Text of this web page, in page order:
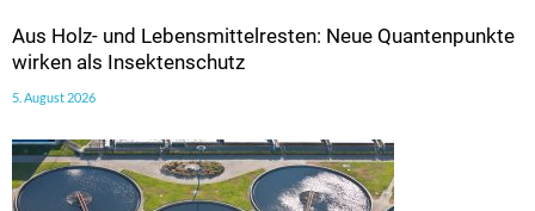
Aus Holz- und Lebensmittelresten: Neue Quantenpunkte
wirken als Insektenschutz
5. August 2026